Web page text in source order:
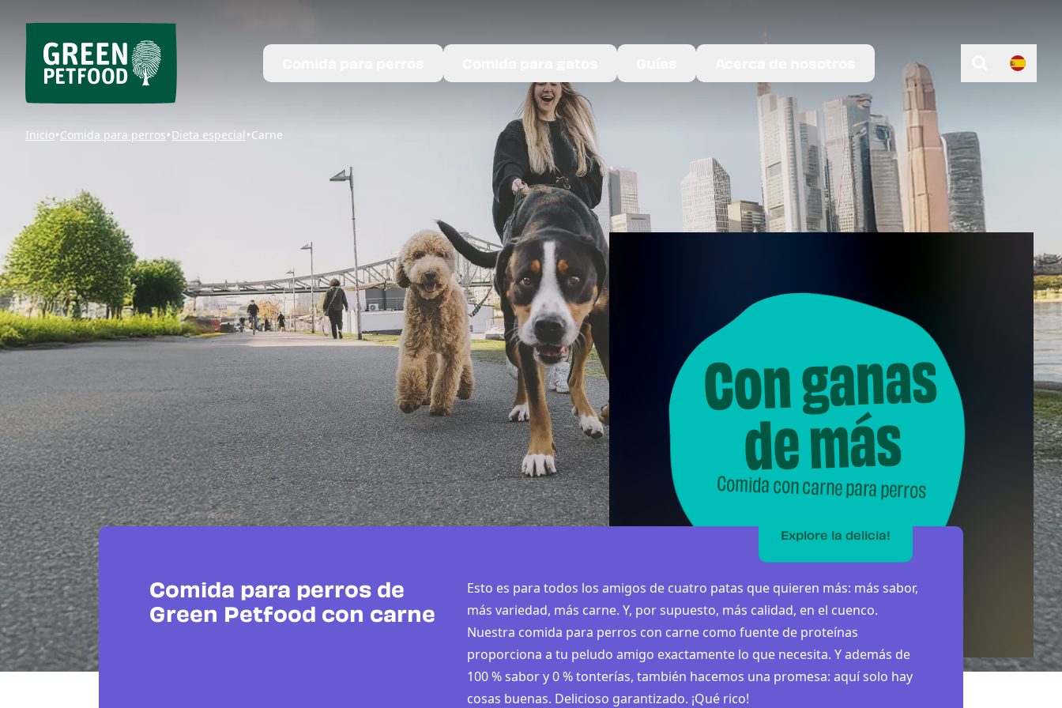
Inicio Comida para perros Dieta especial Carne
Comida para perros de
Green Petfood con carne
Esto es para todos los amigos de cuatro patas que quieren más: más sabor,
más variedad, más carne. Y, por supuesto, más calidad, en el cuenco.
Nuestra comida para perros con carne como fuente de proteínas
proporciona a tu peludo amigo exactamente lo que necesita. Y además de
100 % sabor y 0 % tonterías, también hacemos una promesa: aquí solo hay
cosas buenas. Delicioso garantizado. ¡Qué rico!
Explore la delicia!
Con ganas
de más
Comida con carne para perros